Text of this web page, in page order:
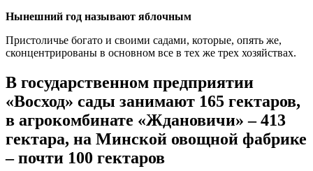
Нынешний год называют яблочным
Пристоличье богато и своими садами, которые, опять же,
сконцентрированы в основном все в тех же трех хозяйствах.
В государственном предприятии
«Восход» сады занимают 165 гектаров,
в агрокомбинате «Ждановичи» – 413
гектара, на Минской овощной фабрике
– почти 100 гектаров